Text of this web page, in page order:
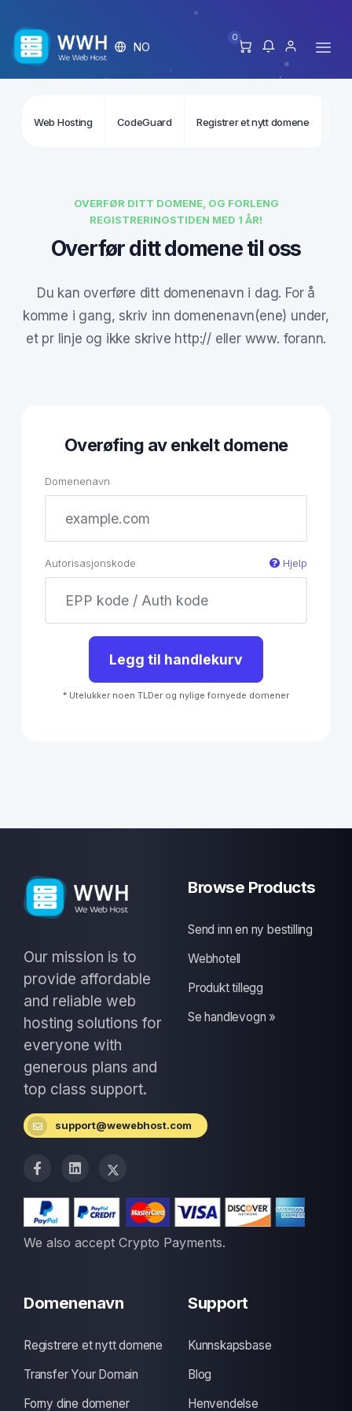
NO
0
Web Hosting CodeGuard Registrer et nytt domene
OVERFØR DITT DOMENE, OG FORLENG
REGISTRERINGSTIDEN MED 1 ÅR!
Overfør ditt domene til oss
Du kan overføre ditt domenenavn i dag. For å
komme i gang, skriv inn domenenavn(ene) under,
et pr linje og ikke skrive http:// eller www. forann.
Overøfing av enkelt domene
Domenenavn
Autorisasjonskode Hjelp
Legg til handlekurv
* Utelukker noen TLDer og nylige fornyede domener
Our mission is to
provide affordable
and reliable web
hosting solutions for
everyone with
generous plans and
top class support.
support@wewebhost.com
We also accept Crypto Payments.
Browse Products
Send inn en ny bestilling
Webhotell
Produkt tillegg
Se handlevogn »
Domenenavn
Registrere et nytt domene
Transfer Your Domain
Forny dine domener
Support
Kunnskapsbase
Blog
Henvendelse